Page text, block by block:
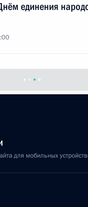
единения
для мобильных устройств